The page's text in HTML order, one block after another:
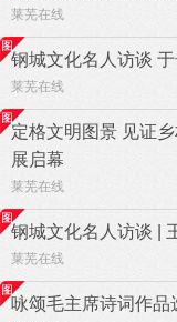
莱芜在线
钢城文化名人访谈
莱芜在线
定格文明图景 见证
展启幕
莱芜在线
钢城文化名人访谈 |
莱芜在线
咏颂毛主席诗词作品